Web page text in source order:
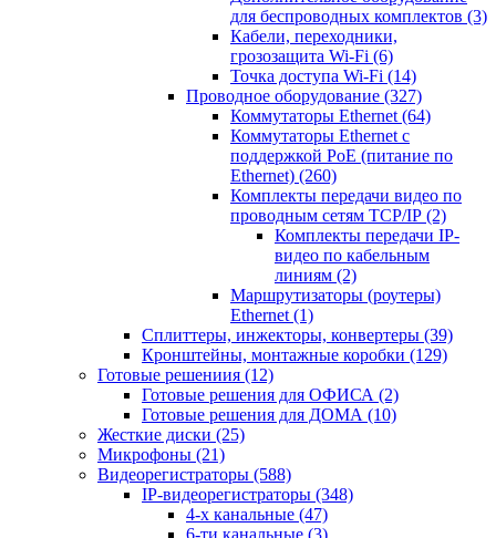
для беспроводных комплектов (3)
Кабели, переходники,
грозозащита Wi-Fi (6)
Точка доступа Wi-Fi (14)
Проводное оборудование (327)
Коммутаторы Ethernet (64)
Коммутаторы Ethernet с
поддержкой PoE (питание по
Ethernet) (260)
Комплекты передачи видео по
проводным сетям TCP/IP (2)
Комплекты передачи IP-
видео по кабельным
линиям (2)
Маршрутизаторы (роутеры)
Ethernet (1)
Сплиттеры, инжекторы, конвертеры (39)
Кронштейны, монтажные коробки (129)
Готовые решениия (12)
Готовые решения для ОФИСА (2)
Готовые решения для ДОМА (10)
Жесткие диски (25)
Микрофоны (21)
Видеорегистраторы (588)
IP-видеорегистраторы (348)
4-х канальные (47)
6-ти канальные (3)